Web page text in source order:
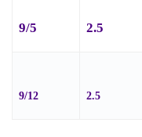
9/5 2.5
9/12 2.5